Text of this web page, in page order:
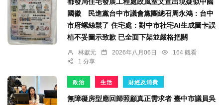
都發局住宅發展工程處政風室文宣出現疑似中國
國徽 民進黨台中市議會黨團總召周永鴻：台中
市府螺絲鬆了 住宅處：對中市社宅AI生成圖卡誤
植不妥圖示致歉 已全面下架並嚴格把關
林獻元 2026年八月06日
164 觀看
1 分享
政治 生活 財經及消費
無障礙房型應回歸照顧真正需求者 臺中市議員吳